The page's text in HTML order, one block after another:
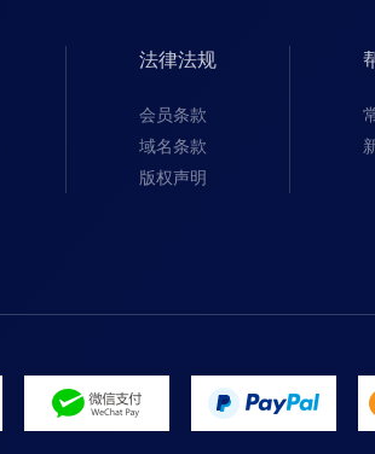
法律法规
会员条款
域名条款
版权声明